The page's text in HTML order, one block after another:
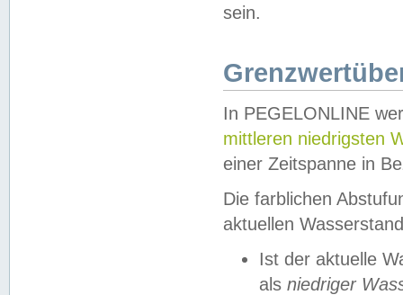
sein.
In PEGELONLINE
mittleren niedrigsten
einer Zeitspanne in
Die farblichen
aktuellen
Ist der aktuelle
als niedriger